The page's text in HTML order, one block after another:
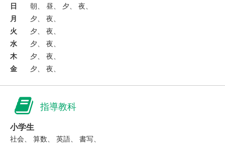
日
朝、 昼、 夕、 夜、
月
夕、 夜、
火
夕、 夜、
水
夕、 夜、
木
夕、 夜、
金
夕、 夜、
指導教科
小学生
社会、 算数、 英語、 書写、